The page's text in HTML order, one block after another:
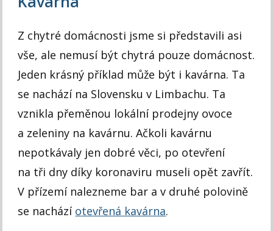
Z chytré domácnosti jsme si představili asi
vše, ale nemusí být chytrá pouze domácnost.
Jeden krásný příklad může být i kavárna. Ta
se nachází na Slovensku v Limbachu. Ta
vznikla přeměnou lokální prodejny ovoce
a zeleniny na kavárnu. Ačkoli kavárnu
nepotkávaly jen dobré věci, po otevření
na tři dny díky koronaviru museli opět zavřít.
V přízemí nalezneme bar a v druhé polovině
se nachází otevřená kavárna.